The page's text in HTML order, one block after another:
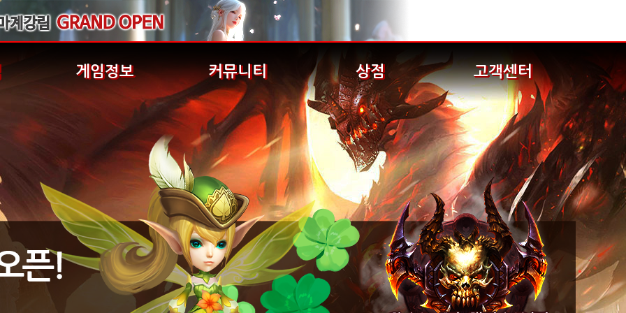
게임정보 커뮤니티 상점 고객센터